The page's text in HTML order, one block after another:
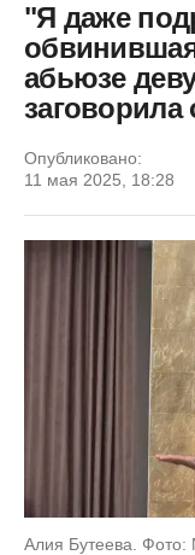
"Я даже
абьюзе
заговорила
Опубликовано:
11 мая 2025, 18:28
Алия Бутеева.